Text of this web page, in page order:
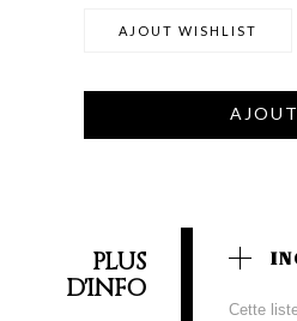
AJOUT WISHLIST
PLUS
D'INFO
Cette